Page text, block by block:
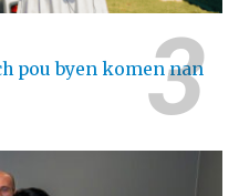
pou byen komen nan